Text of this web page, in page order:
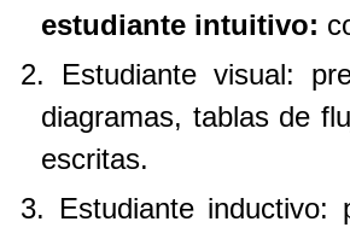
estudiante intuitivo:
2. Estudiante visual:
diagramas, tablas de
escritas.
3. Estudiante inductivo: